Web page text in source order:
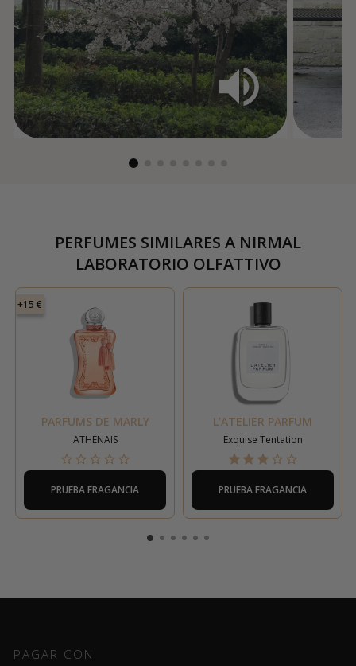
PERFUMES SIMILARES A NIRMAL
LABORATORIO OLFATTIVO
+15 €
PARFUMS DE MARLY
ATHÉNAÏS
PRUEBA FRAGANCIA
L'ATELIER PARFUM
Exquise Tentation
PRUEBA FRAGANCIA
PAGAR CON